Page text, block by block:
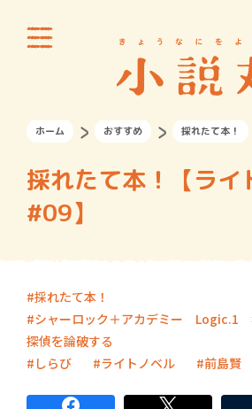
ホーム おすすめ 採れたて本！
採れたて本！【ライ
#09】
採れたて本！
シャーロック＋アカデミー Logic.1
探偵を論破する
しらび
ライトノベル 前島賢